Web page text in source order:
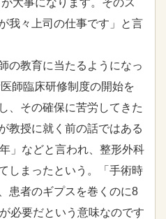
大事になります。そのス
我々上司の仕事です」と言
の教育に当たるようになっ
師臨床研修制度の開始を
、その確保に苦労してきた
教授に就く前の話ではある
」などと言われ、整形外科
しまったという。「手術時
患者のギプスを巻くのに8
必要だという意味なのです